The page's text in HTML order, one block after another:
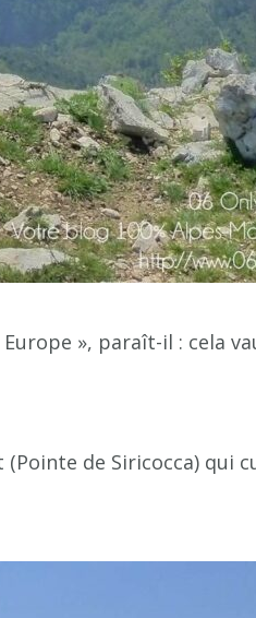
», paraît-il : cela
de Siricocca) qui